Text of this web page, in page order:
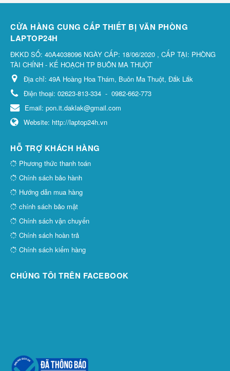
CỬA HÀNG CUNG CẤP THIẾT BỊ VĂN PHÒNG
LAPTOP24H
ĐKKD SỐ: 40A4038096 NGÀY CẤP: 18/06/2020 , CẤP TẠI: PHÒNG
TÀI CHÍNH - KẾ HOẠCH TP BUÔN MA THUỘT
Địa chỉ: 49A Hoàng Hoa Thám, Buôn Ma Thuột, Đắk Lắk
Điện thoại: 02623-813-334 - 0982-662-773
Email: pon.it.daklak@gmail.com
Website: http://laptop24h.vn
HỖ TRỢ KHÁCH HÀNG
Phương thức thanh toán
Chính sách bảo hành
Hướng dẫn mua hàng
chính sách bảo mật
Chính sách vận chuyển
Chính sách hoàn trả
Chính sách kiểm hàng
CHÚNG TÔI TRÊN FACEBOOK